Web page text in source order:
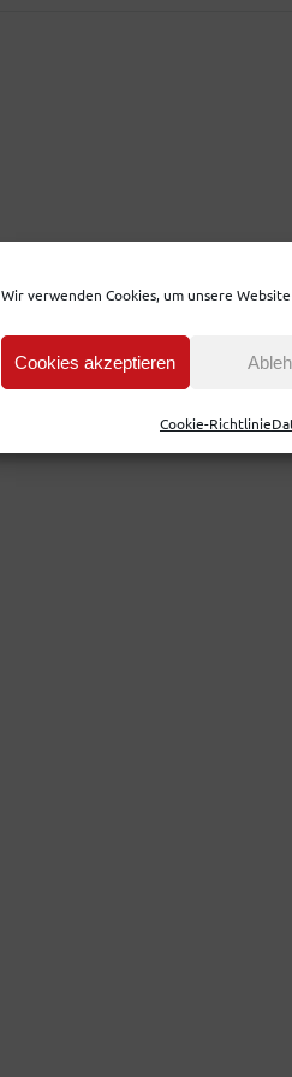
Wir verwenden Cookies, um unsere
Cookies akzeptieren
Cookie-Richtlinie